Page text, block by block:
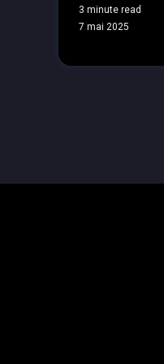
3 minute read
7 mai 2025